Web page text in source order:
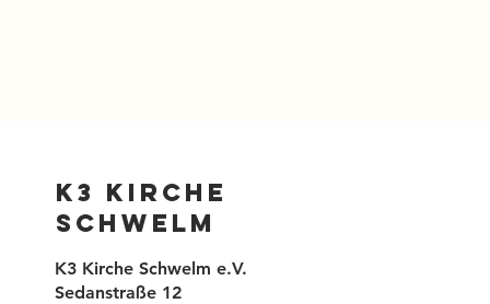
K3 Kirche
Schwelm
K3 Kirche Schwelm e.V.
Sedanstraße 12